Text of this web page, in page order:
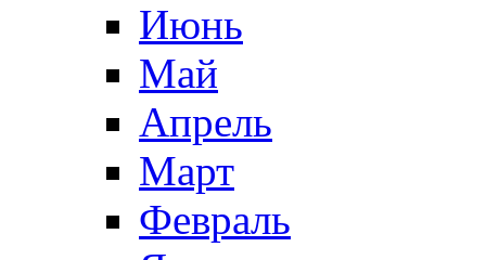
Июнь
Май
Апрель
Март
Февраль